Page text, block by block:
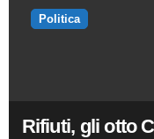
Politica
Rifiuti, gli otto